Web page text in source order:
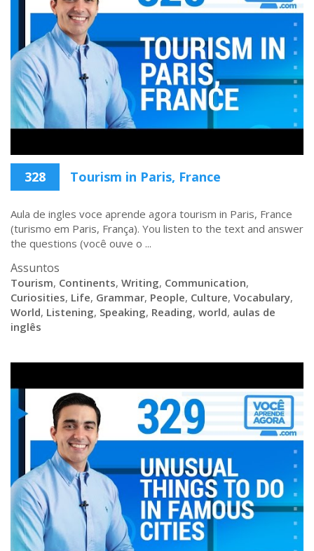
328 Tourism in Paris, France
Aula de ingles voce aprende agora tourism in Paris, France
(turismo em Paris, França). You listen to the text and answer
the questions (você ouve o ...
Assuntos
Tourism, Continents, Writing, Communication,
Curiosities, Life, Grammar, People, Culture, Vocabulary,
World, Listening, Speaking, Reading, world, aulas de
inglês